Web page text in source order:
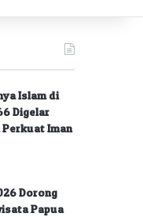
Islam di
Digelar
Iman
Dorong
Papua